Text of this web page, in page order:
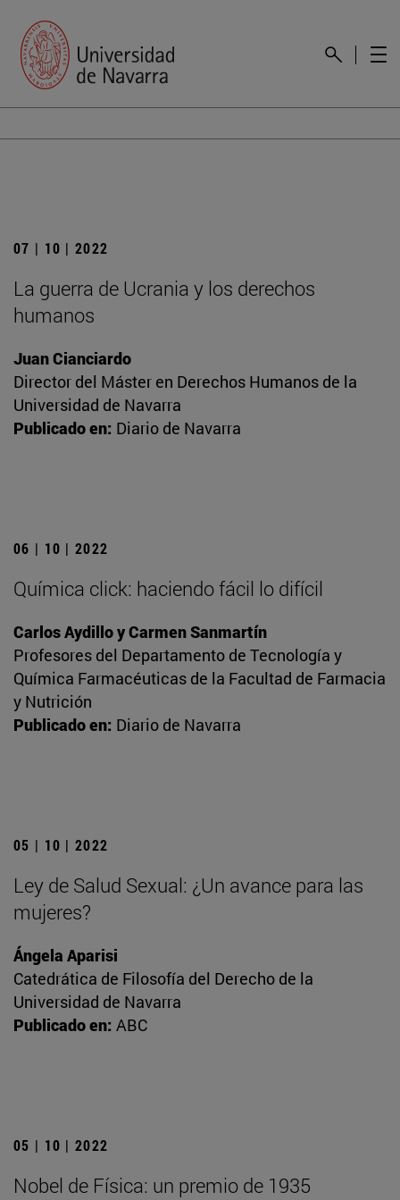
07 | 10 | 2022
La guerra de Ucrania y los derechos
humanos
Juan Cianciardo
Director del Máster en Derechos Humanos de la
Universidad de Navarra
Publicado en: Diario de Navarra
06 | 10 | 2022
Química click: haciendo fácil lo difícil
Carlos Aydillo y Carmen Sanmartín
Profesores del Departamento de Tecnología y
Química Farmacéuticas de la Facultad de Farmacia
y Nutrición
Publicado en: Diario de Navarra
05 | 10 | 2022
Ley de Salud Sexual: ¿Un avance para las
mujeres?
Ángela Aparisi
Catedrática de Filosofía del Derecho de la
Universidad de Navarra
Publicado en: ABC
05 | 10 | 2022
Nobel de Física: un premio de 1935